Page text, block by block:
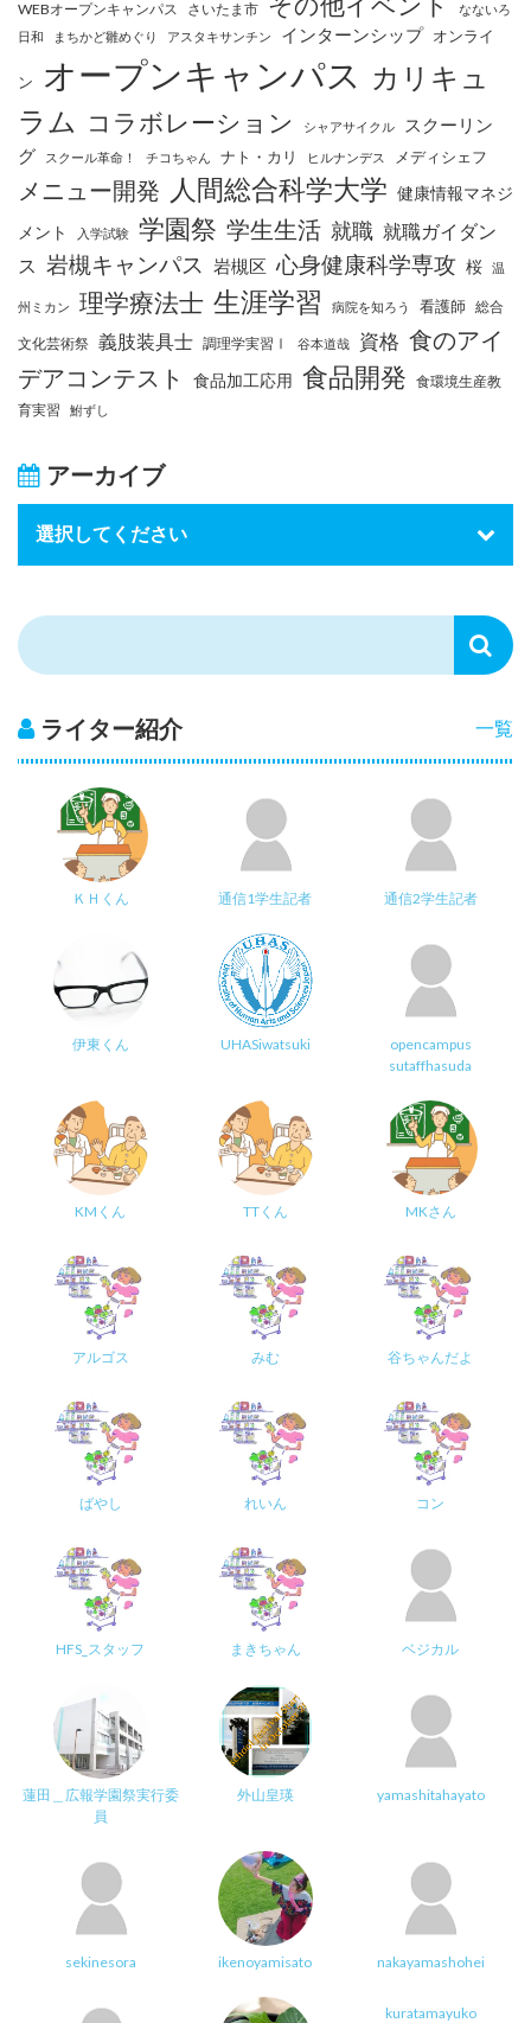
WEBオープンキャンパス さいたま市
なないろ
日和
まちかど雛めぐり アスタキサンチン インターンシップ オンライ
ン オープンキャンパス カリキュ
ラム コラボレーション シャアサイクル
スクーリン
グ
スクール革命！ チコちゃん ナト・カリ ヒルナンデス メディシェフ
メニュー開発 人間総合科学大学 健康情報マネジ
メント
入学試験 学園祭 学生生活 就職 就職ガイダン
ス
岩槻キャンパス 岩槻区 心身健康科学専攻 桜 温
州ミカン 理学療法士 生涯学習 病院を知ろう 看護師 総合
文化芸術祭 義肢装具士 調理学実習Ⅰ 谷本道哉 資格 食のアイ
デアコンテスト
食品加工応用 食品開発 食環境生産教
育実習
鮒ずし
アーカイブ
一覧
ライター紹介
ＫＨくん 通信1学生記者 通信2学生記者
伊東くん UHASiwatsuki
opencampus
sutaffhasuda
KMくん TTくん MKさん
アルゴス みむ 谷ちゃんだよ
ばやし れいん コン
HFS_スタッフ まきちゃん ベジカル
蓮田＿広報学園祭実行委
員
外山皇瑛 yamashitahayato
sekinesora ikenoyamisato nakayamashohei
kuratamayuko